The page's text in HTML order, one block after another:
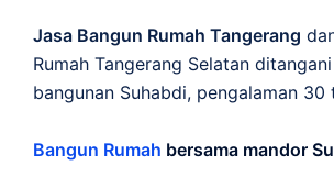
Jasa Bangun Rumah Tangerang
Rumah Tangerang Selatan
bangunan Suhabdi, pengalaman 30
Bangun Rumah bersama mandor